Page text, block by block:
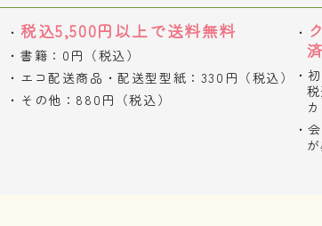
税込5,500円以上で送料無料
書籍：0円（税込）
エコ配送商品・配送型型紙：330円（税込）
その他：880円（税込）